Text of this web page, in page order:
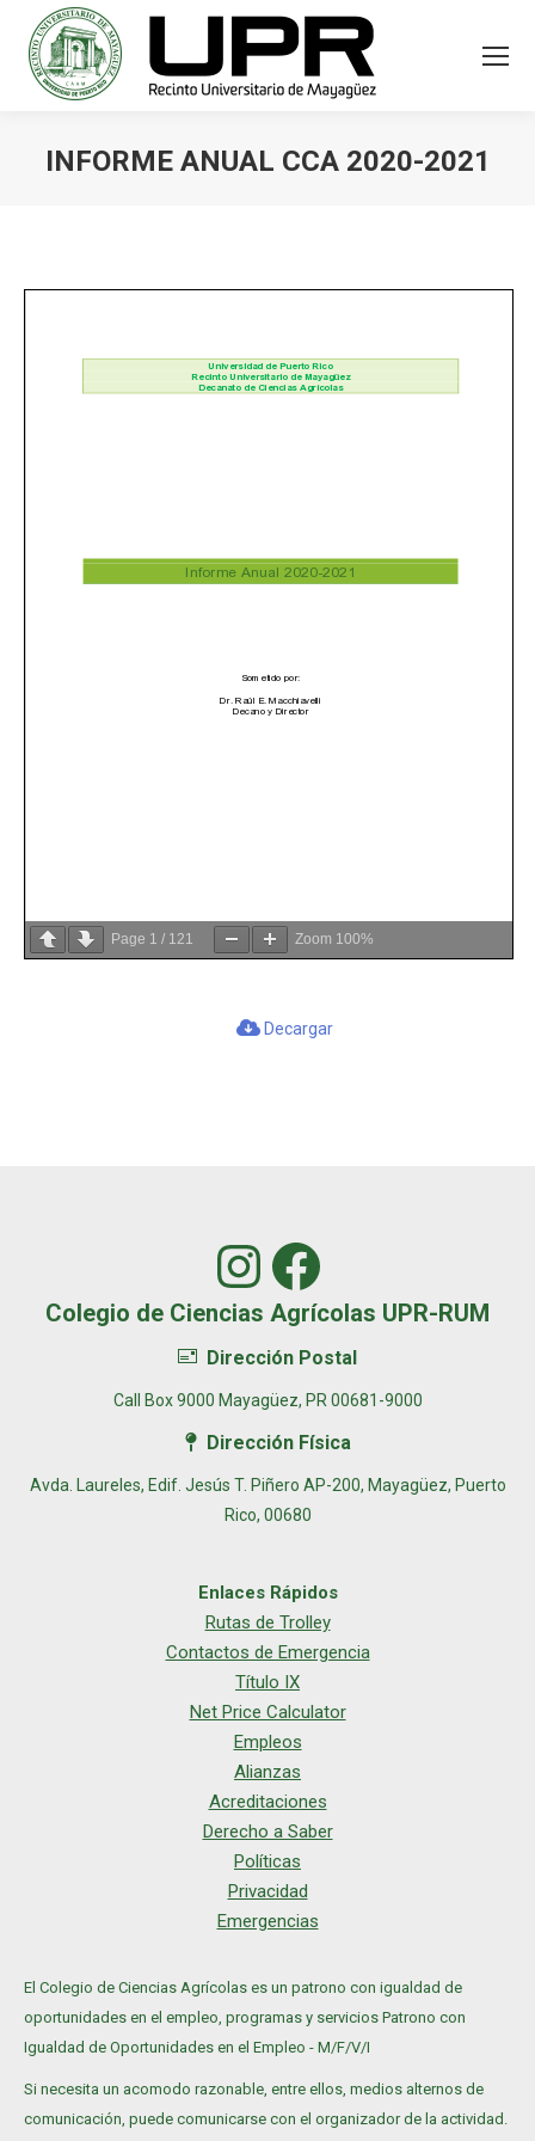
INFORME ANUAL CCA 2020-2021
Page 1 / 121 Zoom 100%
Decargar
Instagram
Facebook
Colegio de Ciencias Agrícolas UPR-RUM
Dirección Postal
Call Box 9000 Mayagüez, PR 00681-9000
Dirección Física
Avda. Laureles, Edif. Jesús T. Piñero AP-200, Mayagüez, Puerto
Rico, 00680
Enlaces Rápidos
Rutas de Trolley
Contactos de Emergencia
Título IX
Net Price Calculator
Empleos
Alianzas
Acreditaciones
Derecho a Saber
Políticas
Privacidad
Emergencias
El Colegio de Ciencias Agrícolas es un patrono con igualdad de
oportunidades en el empleo, programas y servicios Patrono con
Igualdad de Oportunidades en el Empleo - M/F/V/I
Si necesita un acomodo razonable, entre ellos, medios alternos de
comunicación, puede comunicarse con el organizador de la actividad.